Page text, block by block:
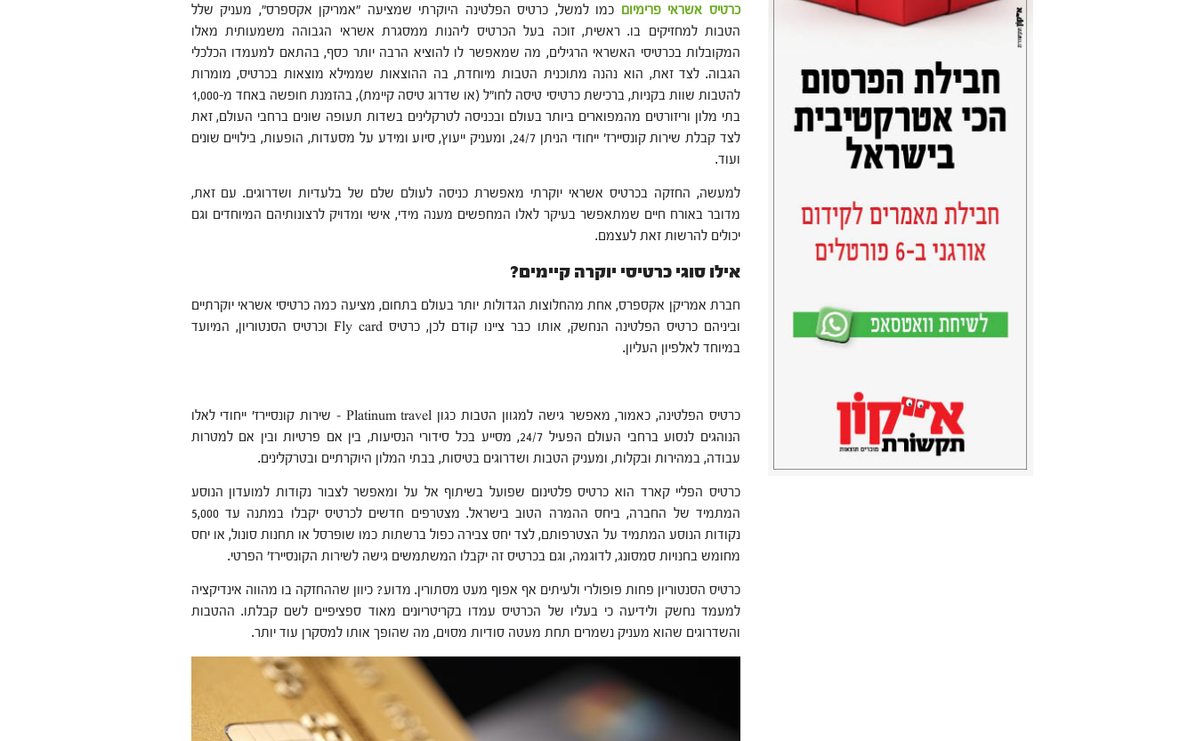
כרטיס אשראי פרימיום כמו למשל, כרטיס הפלטינה היוקרתי שמציעה "אמריקן אקספרס", מעניק שלל
הטבות למחזיקים בו. ראשית, זוכה בעל הכרטיס ליהנות ממסגרת אשראי הגבוהה משמעותית מאלו
המקובלות בכרטיסי האשראי הרגילים, מה שמאפשר לו להוציא הרבה יותר כסף, בהתאם למעמדו הכלכלי
הגבוה. לצד זאת, הוא נהנה מתוכנית הטבות מיוחדת, בה ההוצאות שממילא מוצאות בכרטיס, מומרות
להטבות שוות בקניות, ברכישת כרטיסי טיסה לחו"ל (או שדרוג טיסה קיימת), בהזמנת חופשה באחד מ-1,000
בתי מלון וריזורטים מהמפוארים ביותר בעולם ובכניסה לטרקלינים בשדות תעופה שונים ברחבי העולם, זאת
לצד קבלת שירות קונסיירז' ייחודי הניתן 24/7, ומעניק ייעוץ, סיוע ומידע על מסעדות, הופעות, בילויים שונים
ועוד.
למעשה, החזקה בכרטיס אשראי יוקרתי מאפשרת כניסה לעולם שלם של בלעדיות ושדרוגים. עם זאת,
מדובר באורח חיים שמתאפשר בעיקר לאלו המחפשים מענה מידי, אישי ומדויק לרצונותיהם המיוחדים וגם
יכולים להרשות זאת לעצמם.
אילו סוגי כרטיסי יוקרה קיימים?
חברת אמריקן אקספרס, אחת מהחלוצות הגדולות יותר בעולם בתחום, מציעה כמה כרטיסי אשראי יוקרתיים
וביניהם כרטיס הפלטינה הנחשק, אותו כבר ציינו קודם לכן, כרטיס Fly card וכרטיס הסנטוריון, המיועד
במיוחד לאלפיון העליון.
כרטיס הפלטינה, כאמור, מאפשר גישה למגוון הטבות כגון Platinum travel – שירות קונסיירז' ייחודי לאלו
הנוהגים לנסוע ברחבי העולם הפעיל 24/7, מסייע בכל סידורי הנסיעות, בין אם פרטיות ובין אם למטרות
עבודה, במהירות ובקלות, ומעניק הטבות ושדרוגים בטיסות, בבתי המלון היוקרתיים ובטרקלינים.
כרטיס הפליי קארד הוא כרטיס פלטינום שפועל בשיתוף אל על ומאפשר לצבור נקודות למועדון הנוסע
המתמיד של החברה, ביחס ההמרה הטוב בישראל. מצטרפים חדשים לכרטיס יקבלו במתנה עד 5,000
נקודות הנוסע המתמיד על הצטרפותם, לצד יחס צבירה כפול ברשתות כמו שופרסל או תחנות סונול, או יחס
מחומש בחנויות סמסונג, לדוגמה, וגם בכרטיס זה יקבלו המשתמשים גישה לשירות הקונסיירז' הפרטי.
כרטיס הסנטוריון פחות פופולרי ולעיתים אף אפוף מעט מסתורין. מדוע? כיוון שההחזקה בו מהווה אינדיקציה
למעמד נחשק ולידיעה כי בעליו של הכרטיס עמדו בקריטריונים מאוד ספציפיים לשם קבלתו. ההטבות
והשדרוגים שהוא מעניק נשמרים תחת מעטה סודיות מסוים, מה שהופך אותו למסקרן עוד יותר.